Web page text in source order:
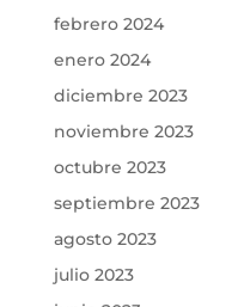
febrero 2024
enero 2024
diciembre 2023
noviembre 2023
octubre 2023
septiembre 2023
agosto 2023
julio 2023